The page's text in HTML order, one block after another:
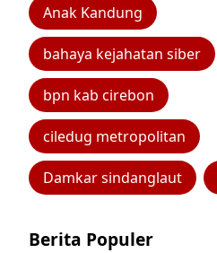
Anak Kandung
bahaya kejahatan siber
bpn kab cirebon
ciledug metropolitan
Damkar sindanglaut
Berita Populer